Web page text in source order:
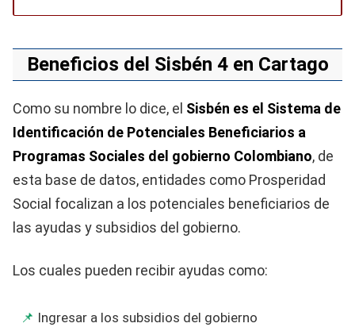
Beneficios del Sisbén 4 en Cartago
Como su nombre lo dice, el Sisbén es el Sistema de
Identificación de Potenciales Beneficiarios a
Programas Sociales del gobierno Colombiano, de
esta base de datos, entidades como Prosperidad
Social focalizan a los potenciales beneficiarios de
las ayudas y subsidios del gobierno.
Los cuales pueden recibir ayudas como:
Ingresar a los subsidios del gobierno